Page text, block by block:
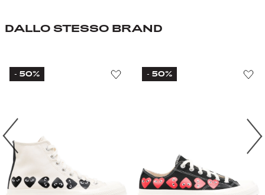
DALLO STESSO BRAND
- 50% - 50%